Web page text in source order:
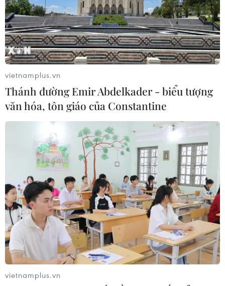
vietnamplus.vn
Thánh đường Emir Abdelkader - biểu tượng
văn hóa, tôn giáo của Constantine
vietnamplus.vn